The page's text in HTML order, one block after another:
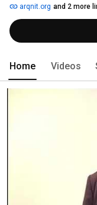
arqnit.org and 2 more
Home Videos